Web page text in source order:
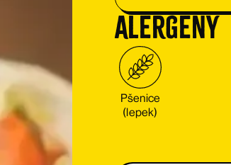
Alergeny
Pšenice
(lepek)